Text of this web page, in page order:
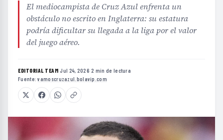
El mediocampista de Cruz Azul enfrenta un
obstáculo no escrito en Inglaterra: su estatura
podría dificultar su llegada a la liga por el valor
del juego aéreo.
EDITORIAL TEAM·Jul 24, 2026·2 min de lectura·
Fuente:vamoscruzazul.bolavip.com